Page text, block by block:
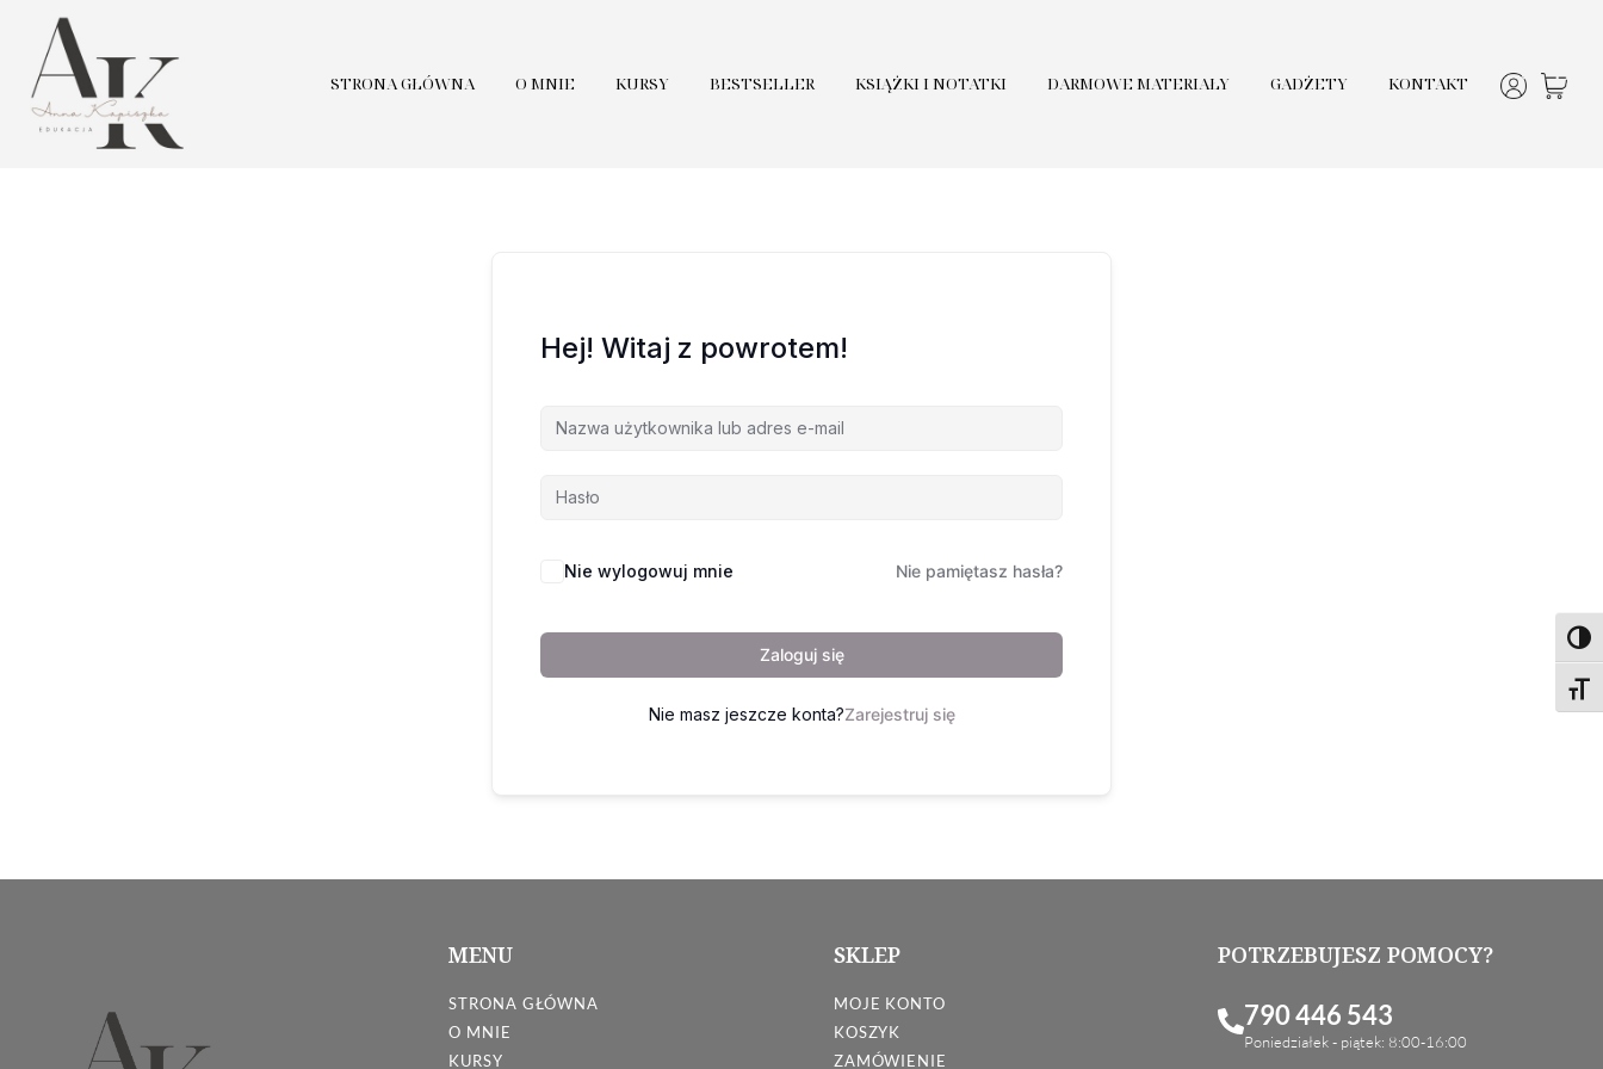
STRONA GŁÓWNA O MNIE KURSY BESTSELLER KSIĄŻKI I NOTATKI DARMOWE MATERIAŁY GADŻETY KONTAKT
Hej! Witaj z powrotem!
Nie wylogowuj mnie Nie pamiętasz hasła?
Zaloguj się
Nie masz jeszcze konta?Zarejestruj się
MENU
STRONA GŁÓWNA
O MNIE
KURSY
SKLEP
MOJE KONTO
KOSZYK
ZAMÓWIENIE
POTRZEBUJESZ POMOCY?
790 446 543
Poniedziałek - piątek: 8:00-16:00